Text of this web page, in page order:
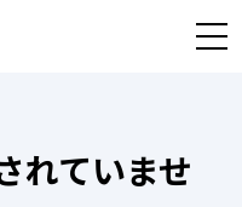
れていませ